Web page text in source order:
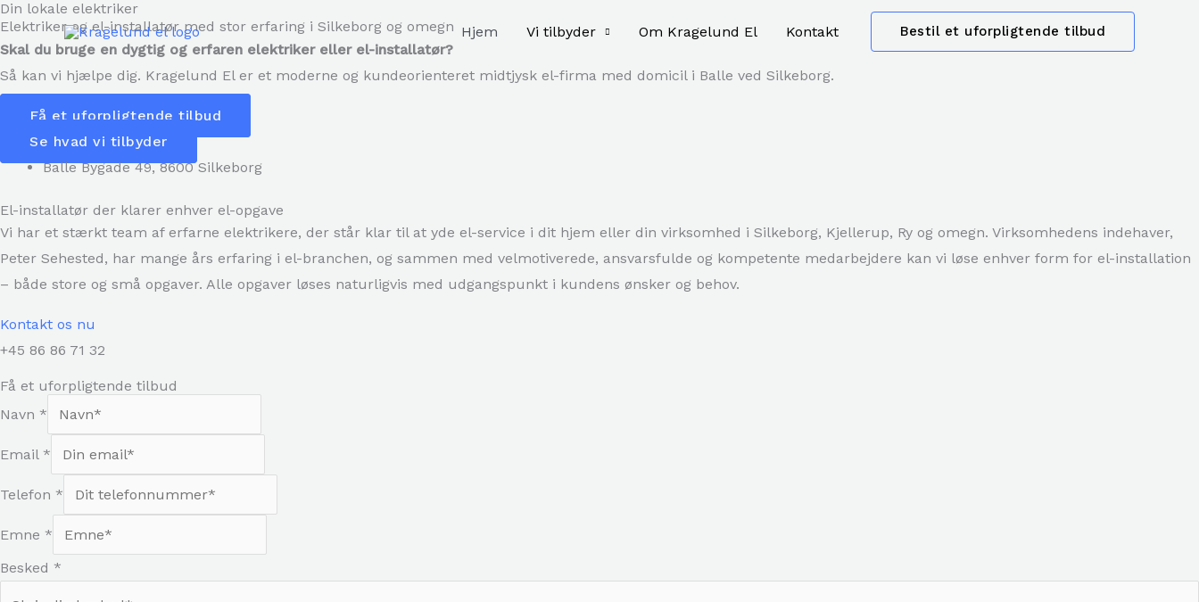
Gå
Hjem Vi tilbyder Om Kragelund El Kontakt Bestil et uforpligtende tilbud
Din lokale elektriker
Elektriker og el-installatør med stor erfaring i Silkeborg og omegn
Skal du bruge en dygtig og erfaren elektriker eller el-installatør?
Så kan vi hjælpe dig. Kragelund El er et moderne og kundeorienteret midtjysk el-firma med domicil i Balle ved Silkeborg.
Få et uforpligtende tilbud
Se hvad vi tilbyder
Balle Bygade 49, ​8600 Silkeborg
El-installatør der klarer enhver el-opgave
Vi har et stærkt team af erfarne elektrikere, der står klar til at yde el-service i dit hjem eller din virksomhed i Silkeborg, Kjellerup, Ry og omegn. Virksomhedens indehaver,
Peter Sehested, har mange års erfaring i el-branchen, og sammen med velmotiverede, ansvarsfulde og kompetente medarbejdere kan vi løse enhver form for el-installation
– både store og små opgaver. Alle opgaver løses naturligvis med udgangspunkt i kundens ønsker og behov.​
Kontakt os nu
+45 86 86 71 32
Få et uforpligtende tilbud
Navn *
Email *
Telefon *
Emne *
Besked *